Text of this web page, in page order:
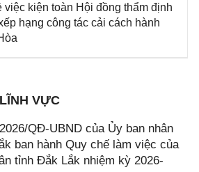
việc kiện toàn Hội đồng thẩm định
hạng công tác cải cách hành
VỰC
QĐ-UBND của Ủy ban nhân
ban hành Quy chế làm việc của
tỉnh Đắk Lắk nhiệm kỳ 2026-